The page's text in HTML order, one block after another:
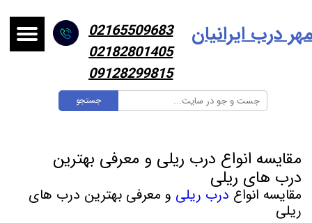
جستجو
درب ایرانیان
02165509683
02182801405
09128299815
مقایسه انواع درب ریلی و معرفی بهترین
درب های ریلی
مقایسه انواع درب ریلی و معرفی بهترین درب های
ریلی